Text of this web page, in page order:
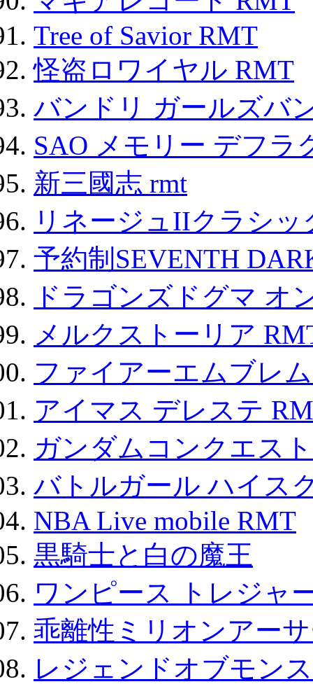
Tree of Savior RMT
怪盗ロワイヤル RMT
バンドリ ガールズバ
SAO メモリー デフラ
新三國志 rmt
リネージュIIクラシ
予約制SEVENTH
ドラゴンズドグマ オ
メルクストーリア
ファイアーエムブレ
アイマス デレステ
ガンダムコンクエスト
バトルガール ハイス
NBA Live mobile RMT
黒騎士と白の魔王
ワンピース トレジャ
乖離性ミリオンアー
レジェンドオブモン